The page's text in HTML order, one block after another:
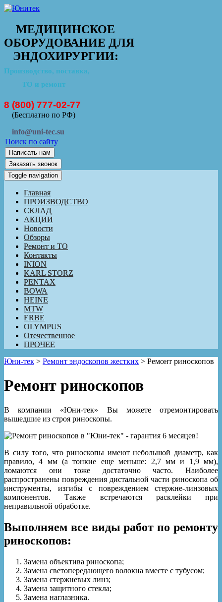
МЕДИЦИНСКОЕ
ОБОРУДОВАНИЕ ДЛЯ
ЭНДОХИРУРГИИ:
Производство, поставка,
ТО и ремонт
8 (800) 777-02-77
(Бесплатно по РФ)
info@uni-tec.su
Поиск по сайту
Написать нам
Заказать звонок
Toggle navigation
Главная
ПРОИЗВОДСТВО
СКЛАД
АКЦИИ
Новости
Обзоры
Ремонт и ТО
Контакты
INION
KARL STORZ
PENTAX
BOWA
HEINE
MTW
ERBE
OLYMPUS
Отечественное
ПРОЧЕЕ
Юни-тек > Ремонт эндоскопов жестких > Ремонт риноскопов
Ремонт риноскопов
В компании «Юни-тек» Вы можете отремонтировать
вышедшие из строя риноскопы.
В силу того, что риноскопы имеют небольшой диаметр, как
правило, 4 мм (а тонкие еще меньше: 2,7 мм и 1,9 мм),
ломаются они тоже достаточно часто. Наиболее
распространены повреждения дистальной части риноскопа об
инструменты, изгибы с повреждением стержне-линзовых
компонентов. Также встречаются расклейки при
неправильной обработке.
Выполняем все виды работ по ремонту
риноскопов:
Замена объектива риноскопа;
Замена светопередающего волокна вместе с тубусом;
Замена стержневых линз;
Замена защитного стекла;
Замена наглазника.